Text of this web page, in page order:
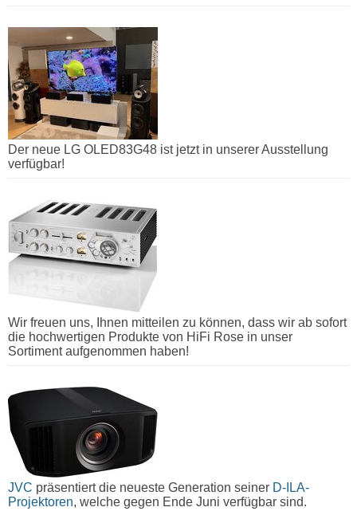
Der neue LG OLED83G48 ist jetzt in unserer Ausstellung
verfügbar!
Wir freuen uns, Ihnen mitteilen zu können, dass wir ab sofort
die hochwertigen Produkte von HiFi Rose in unser
Sortiment aufgenommen haben!
JVC präsentiert die neueste Generation seiner D-ILA-
Projektoren, welche gegen Ende Juni verfügbar sind.